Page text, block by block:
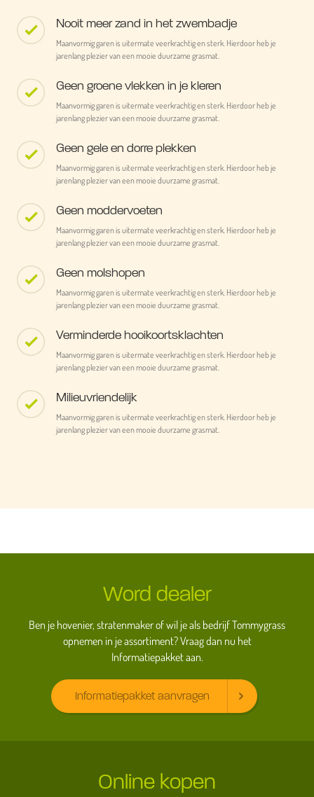
Nooit meer zand in het zwembadje
Maanvormig garen is uitermate veerkrachtig en sterk. Hierdoor heb je
jarenlang plezier van een mooie duurzame grasmat.
Geen groene vlekken in je kleren
Maanvormig garen is uitermate veerkrachtig en sterk. Hierdoor heb je
jarenlang plezier van een mooie duurzame grasmat.
Geen gele en dorre plekken
Maanvormig garen is uitermate veerkrachtig en sterk. Hierdoor heb je
jarenlang plezier van een mooie duurzame grasmat.
Geen moddervoeten
Maanvormig garen is uitermate veerkrachtig en sterk. Hierdoor heb je
jarenlang plezier van een mooie duurzame grasmat.
Geen molshopen
Maanvormig garen is uitermate veerkrachtig en sterk. Hierdoor heb je
jarenlang plezier van een mooie duurzame grasmat.
Verminderde hooikoortsklachten
Maanvormig garen is uitermate veerkrachtig en sterk. Hierdoor heb je
jarenlang plezier van een mooie duurzame grasmat.
Milieuvriendelijk
Maanvormig garen is uitermate veerkrachtig en sterk. Hierdoor heb je
jarenlang plezier van een mooie duurzame grasmat.
Word dealer
Ben je hovenier, stratenmaker of wil je als bedrijf Tommygrass
opnemen in je assortiment? Vraag dan nu het
Informatiepakket aan.
Informatiepakket aanvragen
Online kopen